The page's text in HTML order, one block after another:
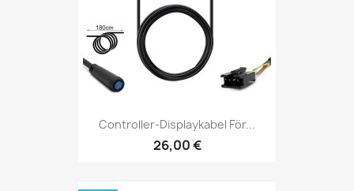
Controller-Displaykabel För...
26,00 €